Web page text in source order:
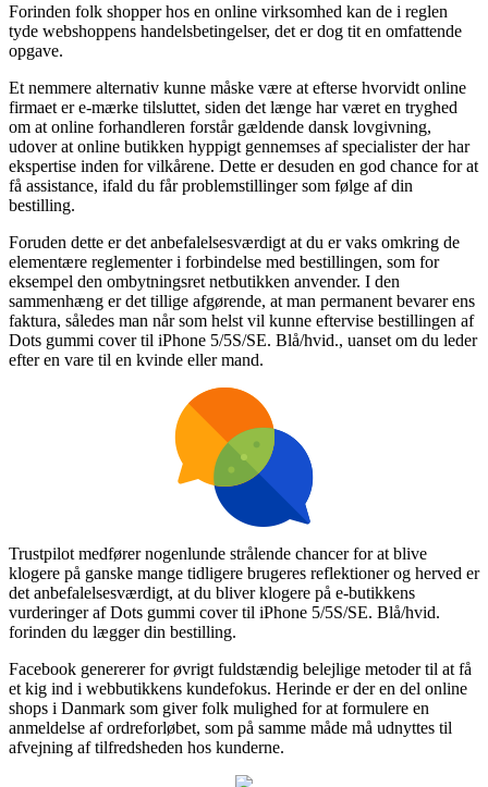
Forinden folk shopper hos en online virksomhed kan de i reglen
tyde webshoppens handelsbetingelser, det er dog tit en omfattende
opgave.
Et nemmere alternativ kunne måske være at efterse hvorvidt online
firmaet er e-mærke tilsluttet, siden det længe har været en tryghed
om at online forhandleren forstår gældende dansk lovgivning,
udover at online butikken hyppigt gennemses af specialister der har
ekspertise inden for vilkårene. Dette er desuden en god chance for at
få assistance, ifald du får problemstillinger som følge af din
bestilling.
Foruden dette er det anbefalelsesværdigt at du er vaks omkring de
elementære reglementer i forbindelse med bestillingen, som for
eksempel den ombytningsret netbutikken anvender. I den
sammenhæng er det tillige afgørende, at man permanent bevarer ens
faktura, således man når som helst vil kunne eftervise bestillingen af
Dots gummi cover til iPhone 5/5S/SE. Blå/hvid., uanset om du leder
efter en vare til en kvinde eller mand.
Trustpilot medfører nogenlunde strålende chancer for at blive
klogere på ganske mange tidligere brugeres reflektioner og herved er
det anbefalelsesværdigt, at du bliver klogere på e-butikkens
vurderinger af Dots gummi cover til iPhone 5/5S/SE. Blå/hvid.
forinden du lægger din bestilling.
Facebook genererer for øvrigt fuldstændig belejlige metoder til at få
et kig ind i webbutikkens kundefokus. Herinde er der en del online
shops i Danmark som giver folk mulighed for at formulere en
anmeldelse af ordreforløbet, som på samme måde må udnyttes til
afvejning af tilfredsheden hos kunderne.